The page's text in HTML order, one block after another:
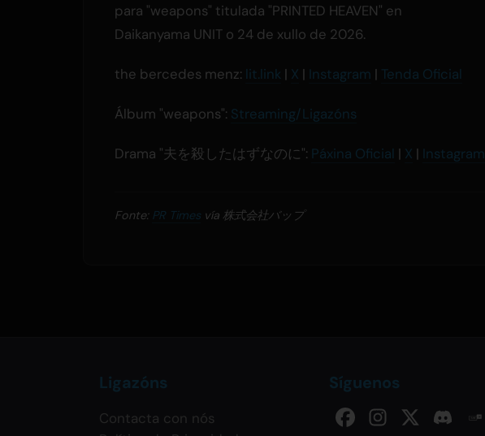
para "weapons" titulada "PRINTED HEAVEN" en
Daikanyama UNIT o 24 de xullo de 2026.
the bercedes menz: lit.link | X | Instagram | Tenda Oficial
Álbum "weapons": Streaming/Ligazóns
Drama "夫を殺したはずなのに": Páxina Oficial | X | Instagram
Fonte: PR Times vía 株式会社バップ
Ligazóns
Contacta con nós
Síguenos